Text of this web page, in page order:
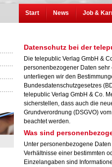
Start News Job &
Datenschutz bei der
Die telepublic Verlag GmbH &
personenbezogener Daten
unterliegen wir den
Bundesdatenschutzgesetzes
telepublic Verlag GmbH & Co.
sicherstellen, dass auch die
Grundverordnung (DSGVO)
beachtet werden.
Was sind
Unter personenbezogene
Verhältnisse einer bestimmten
Einzelangaben sind